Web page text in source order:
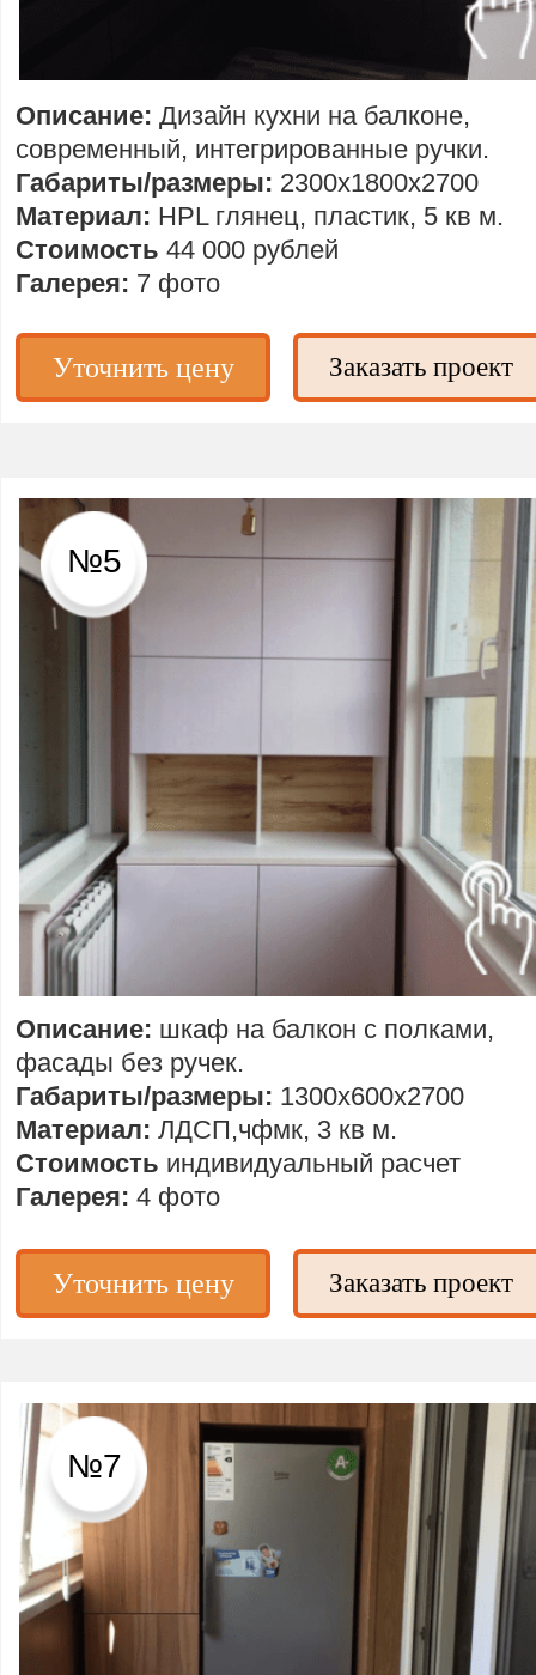
Описание: шкаф на балкон с полками,
фасады без ручек.
Габариты/размеры: 1300х600х2700
Материал:ЛДСП,чфмк, 3 кв м.
Стоимость индивидуальный расчет
Галерея:4 фото
Уточнить цену Заказать проект
№5
Уточнить цену Заказать проект
№7
Описание: Дизайн кухни на балконе,
современный, интегрированные ручки.
Габариты/размеры: 2300х1800х2700
Материал: HPL глянец, пластик, 5 кв м.
Стоимость 44 000 рублей
Галерея: 7 фото